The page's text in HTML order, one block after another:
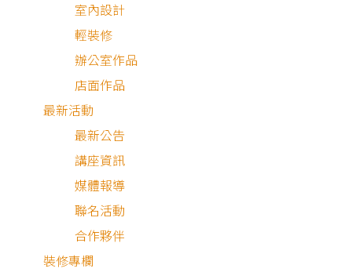
室內設計
輕裝修
辦公室作品
店面作品
最新活動
最新公告
講座資訊
媒體報導
聯名活動
合作夥伴
裝修專欄
棕色原木 × 石材紋路 × 地磚
想飄流在海上，聞海的味道。
點ㄧ抹故鄉色的燭光，映照在我年少封存的愛情裏面。
好好懷念，我們共同輕狂過的足影。